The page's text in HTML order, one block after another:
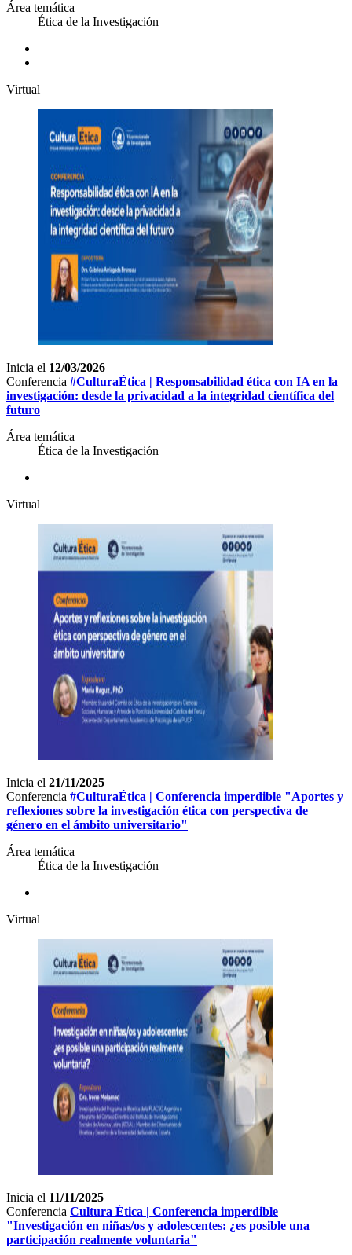
Área temática
Ética de la Investigación
Virtual
Inicia el 12/03/2026
Conferencia #CulturaÉtica | Responsabilidad ética con IA en la
investigación: desde la privacidad a la integridad científica del
futuro
Área temática
Ética de la Investigación
Virtual
Inicia el 21/11/2025
Conferencia #CulturaÉtica | Conferencia imperdible "Aportes y
reflexiones sobre la investigación ética con perspectiva de
género en el ámbito universitario"
Área temática
Ética de la Investigación
Virtual
Inicia el 11/11/2025
Conferencia Cultura Ética | Conferencia imperdible
"Investigación en niñas/os y adolescentes: ¿es posible una
participación realmente voluntaria"